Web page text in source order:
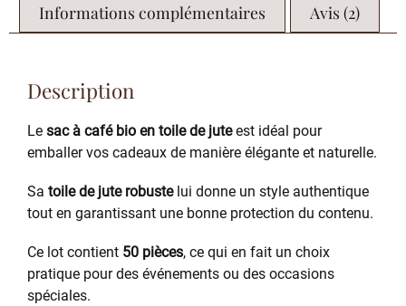
Informations complémentaires
Avis (2)
Description
Le sac à café bio en toile de juteest idéal pour
emballer vos cadeaux de manière élégante et naturelle.
Sa toile de jute robustelui donne un style authentique
tout en garantissant une bonne protection du contenu.
Ce lot contient 50 pièces, ce qui en fait un choix
pratique pour des événements ou des occasions
spéciales.